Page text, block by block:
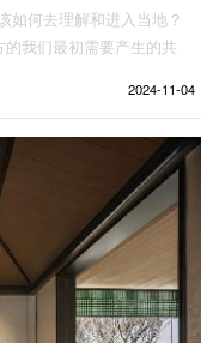
如何去理解和进入当地？
的我们最初需要产生的共
色以供拍照的网红店竞争者
原貌——被海水盐分腐蚀的
2024-11-04